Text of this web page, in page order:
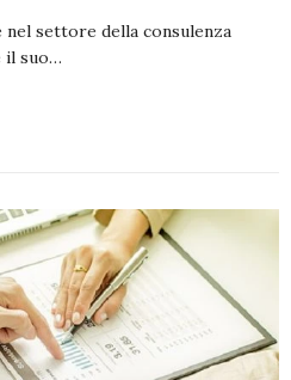
settore della consulenza
il suo…